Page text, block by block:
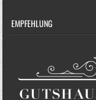
EMPFEHLUNG